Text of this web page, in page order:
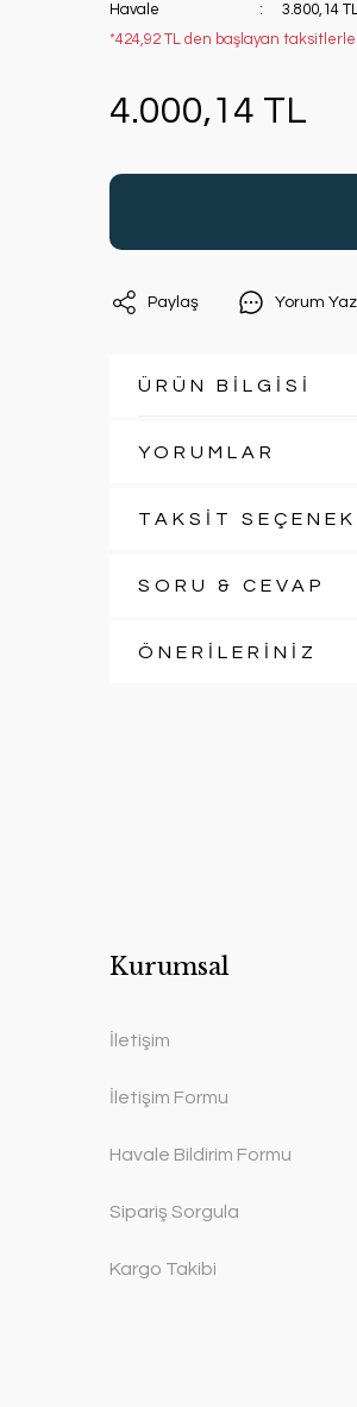
Havale
3.800,14
*424,92 TL den başlayan
4.000,14 TL
Paylaş Yorum Yaz
ÜRÜN BİLGİSİ
YORUMLAR
TAKSİT
SORU & CEVAP
ÖNERİLERİNİZ
Kurumsal
İletişim
İletişim Formu
Havale Bildirim Formu
Sipariş Sorgula
Kargo Takibi